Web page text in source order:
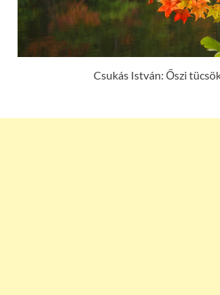
Csukás István: Őszi